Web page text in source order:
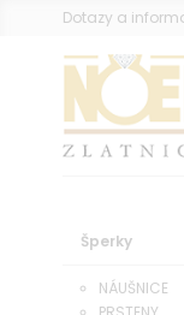
Dotazy a
Šperky
NÁUŠNICE